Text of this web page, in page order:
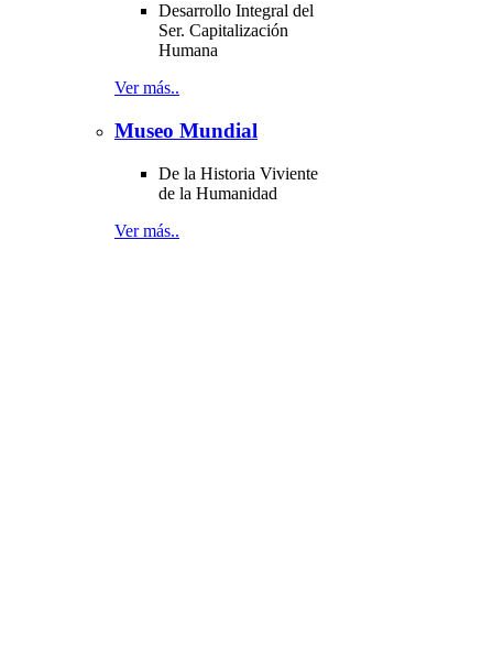
Desarrollo Integral del
Ser. Capitalización
Humana
Ver más..
Museo Mundial
De la Historia Viviente
de la Humanidad
Ver más..